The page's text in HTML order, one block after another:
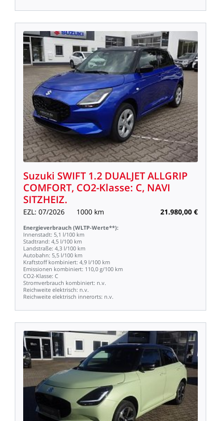
Suzuki SWIFT 1.2 DUALJETALLGRIP
COMFORT, CO2-Klasse: C, NAVI
SITZHEIZ.
EZL: 07/2026 1000 km 21.980,00 €
Energieverbrauch (WLTP-Werte**):
Innenstadt: 5,1 l/100 km
Stadtrand: 4,5 l/100 km
Landstraße: 4,3 l/100 km
Autobahn: 5,5 l/100 km
Kraftstoff kombiniert: 4,9 l/100 km
Emissionen kombiniert: 110,0 g/100 km
CO2-Klasse: C
Stromverbrauch kombiniert: n.v.
Reichweite elektrisch: n.v.
Reichweite elektrisch innerorts: n.v.